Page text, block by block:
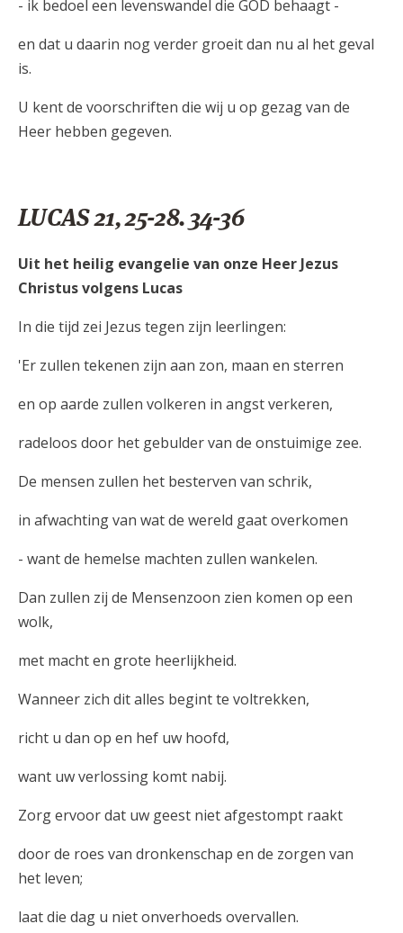
- ik bedoel een levenswandel die GOD behaagt -
en dat u daarin nog verder groeit dan nu al het geval
is.
U kent de voorschriften die wij u op gezag van de
Heer hebben gegeven.
LUCAS 21, 25-28. 34-36
Uit het heilig evangelie van onze Heer Jezus
Christus volgens Lucas
In die tijd zei Jezus tegen zijn leerlingen:
'Er zullen tekenen zijn aan zon, maan en sterren
en op aarde zullen volkeren in angst verkeren,
radeloos door het gebulder van de onstuimige zee.
De mensen zullen het besterven van schrik,
in afwachting van wat de wereld gaat overkomen
- want de hemelse machten zullen wankelen.
Dan zullen zij de Mensenzoon zien komen op een
wolk,
met macht en grote heerlijkheid.
Wanneer zich dit alles begint te voltrekken,
richt u dan op en hef uw hoofd,
want uw verlossing komt nabij.
Zorg ervoor dat uw geest niet afgestompt raakt
door de roes van dronkenschap en de zorgen van
het leven;
laat die dag u niet onverhoeds overvallen.